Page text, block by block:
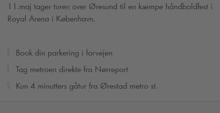
11.maj tager turen over Øresund til en kæmpe håndboldfest i
Royal Arena i København.
Book din parkering i forvejen
Tag metroen direkte fra Nørreport
Kun 4 minutters gåtur fra Ørestad metro st.